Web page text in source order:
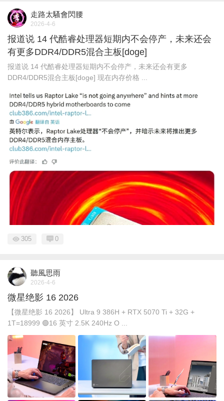
走路太騷會閃腰
2026-4-6
报道说 14 代酷睿处理器短期内不会停产，未来还会
有更多DDR4/DDR5混合主板[doge]
报道说 14 代酷睿处理器短期内不会停产，未来还会有更多
DDR4/DDR5混合主板[doge] 现在内存价格 ...
305 0
聽風思雨
2026-4-6
微星绝影 16 2026
【微星绝影 16 2026】 Ultra 9 386H + RTX 5070 Ti + 32G +
1T=18999 🟢16 英寸 2.5K 240Hz O ...